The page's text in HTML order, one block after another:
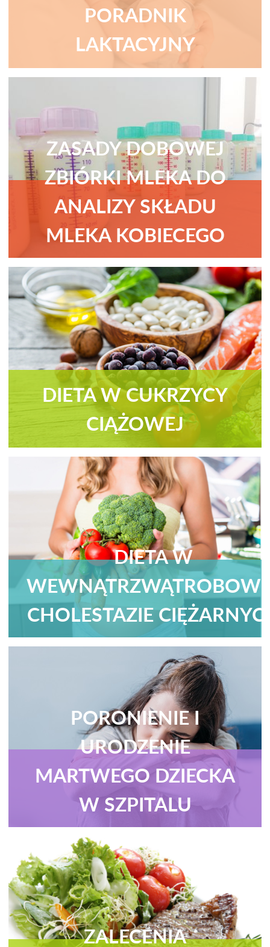
PORADNIK
LAKTACYJNY
ZASADY DOBOWEJ
ZBIÓRKI MLEKA DO
ANALIZY SKŁADU
MLEKA KOBIECEGO
DIETA W CUKRZYCY
CIĄŻOWEJ
DIETA W
CHOLESTAZIE
PORONIENIE I
URODZENIE
MARTWEGO DZIECKA
W SZPITALU
ZALECENIA